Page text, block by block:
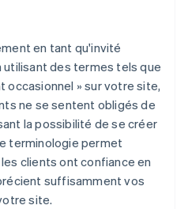
en tant qu'invité
utilisant des termes tels que
occasionnel » sur votre site,
ne se sentent obligés de
la possibilité de se créer
terminologie permet
clients ont confiance en
suffisamment vos
site.